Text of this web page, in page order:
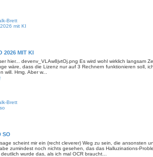
Brett
mit KI
2026 MIT KI
hier... devenv_VLAw8jvtOj.png Es wird wohl wirklich langsam
wäre, dass die Lizenz nur auf 3 Rechnern funktionieren soll,
will. Hmg. Aber w...
Brett
SO
scheint mir ein (recht cleverer) Weg zu sein, die ansonsten
zumindest noch nichts gesehen, das das Halluzinations-
wurde das, als ich mal OCR braucht...